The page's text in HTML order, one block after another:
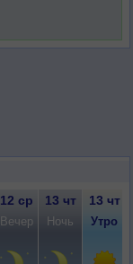
12 ср 13 чт 13 чт
Вечер Ночь Утро